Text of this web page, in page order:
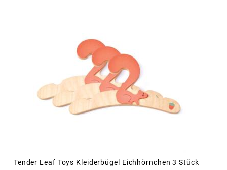
Tender Leaf Toys Kleiderbügel Eichhörnchen 3 Stück